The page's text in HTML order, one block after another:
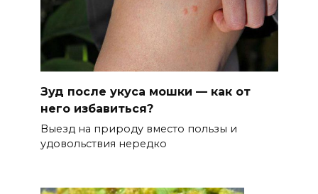
Зуд после укуса мошки — как от
него избавиться?
Выезд на природу вместо пользы и
удовольствия нередко